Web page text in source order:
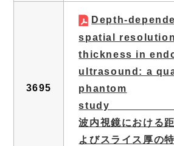
3695
Depth-
spatial
thickness in
ultrasound: a
phantom
波内視鏡における
よびスライス厚の